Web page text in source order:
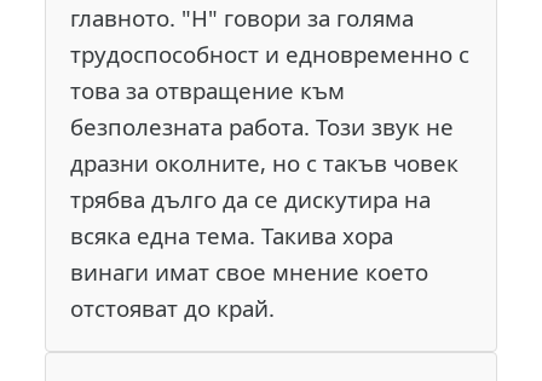
главното. "Н" говори за голяма
трудоспособност и едновременно с
това за отвращение към
безполезната работа. Този звук не
дразни околните, но с такъв човек
трябва дълго да се дискутира на
всяка една тема. Такива хора
винаги имат свое мнение което
отстояват до край.